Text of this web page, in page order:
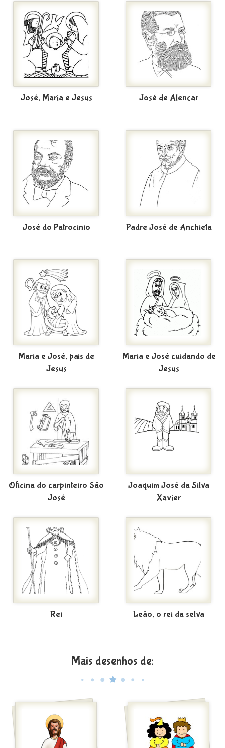
José, Maria e Jesus José de Alencar
José do Patrocínio Padre José de Anchieta
Maria e José, pais de
Jesus
Maria e José cuidando de
Jesus
Oficina do carpinteiro São
José
Joaquim José da Silva
Xavier
Rei Leão, o rei da selva
Mais desenhos de: